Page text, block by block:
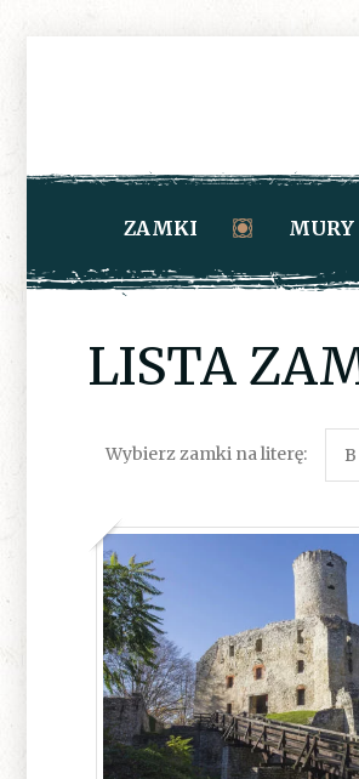
ZAMKI
LISTA
Wybierz zamki na literę: B